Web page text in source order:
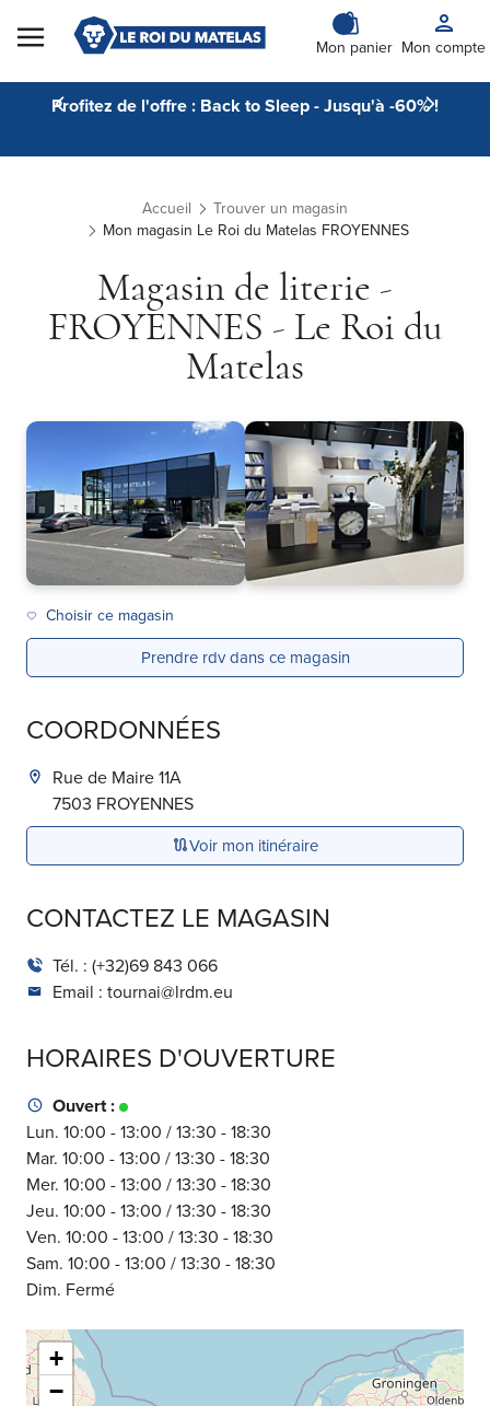
Skip to Content
Mon panier Mon compte
Profitez de l'offre : Back to Sleep - Jusqu'à -60% !
Accueil
Trouver un magasin
Mon magasin Le Roi du Matelas FROYENNES
Magasin de literie -
FROYENNES - Le Roi du
Matelas
Choisir ce magasin
Prendre rdv dans ce magasin
COORDONNÉES
Rue de Maire 11A
7503 FROYENNES
Voir mon itinéraire
CONTACTEZ LE MAGASIN
Tél. : (+32)69 843 066
Email : tournai@lrdm.eu
HORAIRES D'OUVERTURE
Ouvert :
Lun. 10:00 - 13:00 / 13:30 - 18:30
Mar. 10:00 - 13:00 / 13:30 - 18:30
Mer. 10:00 - 13:00 / 13:30 - 18:30
Jeu. 10:00 - 13:00 / 13:30 - 18:30
Ven. 10:00 - 13:00 / 13:30 - 18:30
Sam. 10:00 - 13:00 / 13:30 - 18:30
Dim. Fermé
+
−